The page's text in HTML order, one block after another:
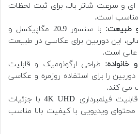
51 نقطه ای و سرعت شاتر بالا، برای ثبت لحظات
است.
طبیعت
: با سنسور 20.9 مگاپیکسل و
این دوربین برای عکاسی در طبیعت
عالی است.
خانواده: طراحی ارگونومیک و قابلیت
را برای استفاده روزمره و عکاسی
می کند.
: قابلیت فیلمبرداری 4K UHD با جزئیات
محتوای ویدیویی با کیفیت بالا مناسب